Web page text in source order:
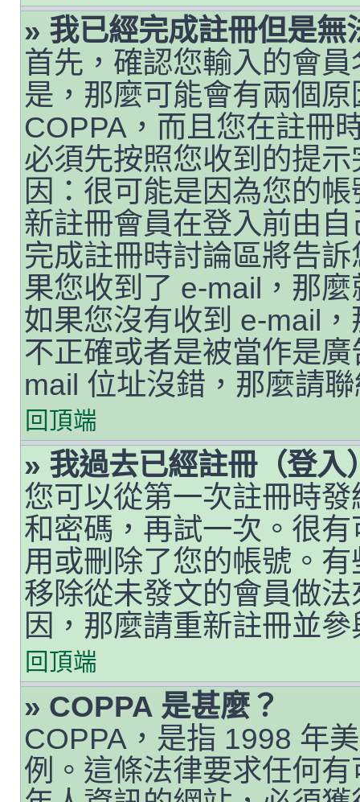
» 我已經完成註冊但是無
首先，確認您輸入的會
是，那麼可能會有兩個
COPPA，而且您在註冊
必須先按照您收到的提
因：很可能是因為您的
新註冊會員在登入前由
完成註冊時討論區將告
果您收到了 e-mail，那
如果您沒有收到 e-mail
不正確或者是被當作是
mail 位址沒錯，那麼請
回頂端
» 我過去已經註冊（登
您可以從第一次註冊時
和密碼，再試一次。很
用或刪除了您的帳號。
移除從未發文的會員做
因，那麼請重新註冊並
回頂端
» COPPA 是甚麼？
COPPA，是指 1998 年
例。這條法律要求任何